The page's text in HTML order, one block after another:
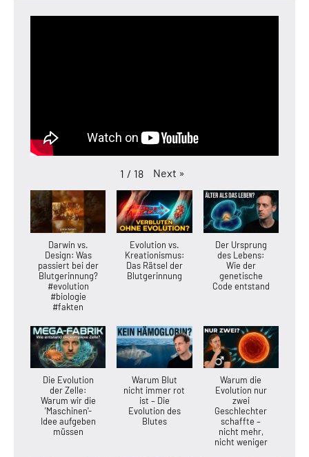
1 / 18 Next »
Darwin vs.
Design: Was
passiert bei der
Blutgerinnung?
#evolution
#biologie
#fakten
Evolution vs.
Kreationismus:
Das Rätsel der
Blutgerinnung
Der Ursprung
des Lebens:
Wie der
genetische
Code entstand
Die Evolution
der Zelle:
Warum wir die
'Maschinen'-
Idee aufgeben
müssen
Warum Blut
nicht immer rot
ist – Die
Evolution des
Blutes
Warum die
Evolution nur
zwei
Geschlechter
schaffte –
nicht mehr,
nicht weniger